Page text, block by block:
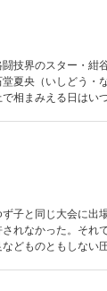
技界のスター・紺
夏央（いしどう・
で相まみえる日は
子と同じ大会に出
れなかった。それ
どものともしな